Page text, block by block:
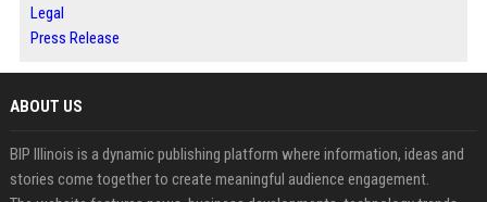
Legal
Press Release
ABOUT US
BIP Illinois is a dynamic publishing platform where information, ideas and
stories come together to create meaningful audience engagement.